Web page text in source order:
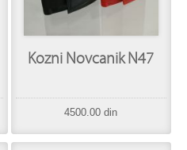
Kozni Novcanik N47
4500.00 din